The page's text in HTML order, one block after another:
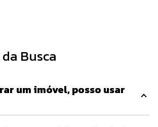
Busca
um imóvel, posso usar